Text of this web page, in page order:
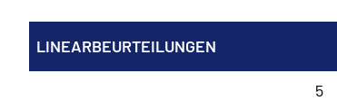
LINEARBEURTEILUNGEN
5